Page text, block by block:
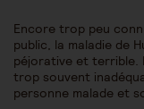
Encore trop peu
public, la maladie de
péjorative et terrible.
trop souvent
personne malade et